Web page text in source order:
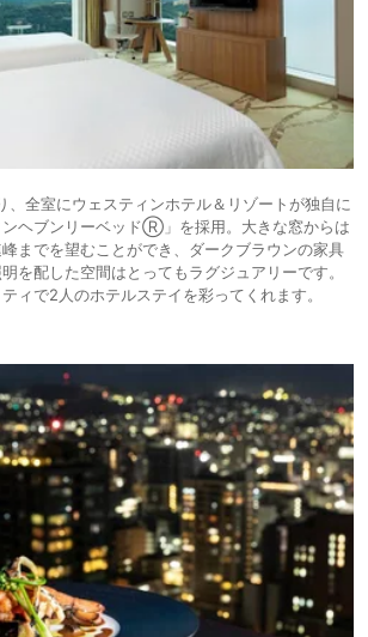
全室にウェスティンホテル＆リゾートが独自に
ンヘブンリーベッドⓇ」を採用。大きな窓からは
までを望むことができ、ダークブラウンの家具
を配した空間はとってもラグジュアリーです。
ィで2人のホテルステイを彩ってくれます。